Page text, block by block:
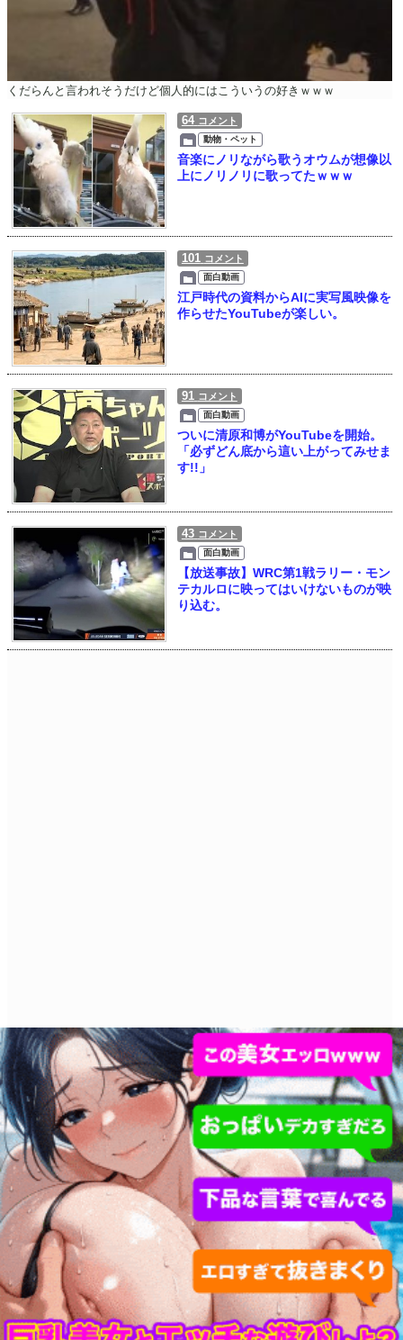
くだらんと言われそうだけど個人的にはこういうの好きｗｗｗ
64 コメント
動物・ペット
音楽にノリながら歌うオウムが想像以
上にノリノリに歌ってたｗｗｗ
101 コメント
面白動画
江戸時代の資料からAIに実写風映像を
作らせたYouTubeが楽しい。
91 コメント
面白動画
ついに清原和博がYouTubeを開始。
「必ずどん底から這い上がってみせま
す!!」
43 コメント
面白動画
【放送事故】WRC第1戦ラリー・モン
テカルロに映ってはいけないものが映
り込む。